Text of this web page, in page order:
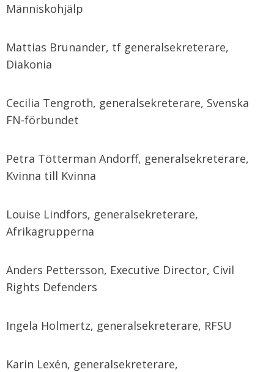
Människohjälp
Mattias Brunander, tf generalsekreterare,
Diakonia
Cecilia Tengroth, generalsekreterare, Svenska
FN-förbundet
Petra Tötterman Andorff, generalsekreterare,
Kvinna till Kvinna
Louise Lindfors, generalsekreterare,
Afrikagrupperna
Anders Pettersson, Executive Director, Civil
Rights Defenders
Ingela Holmertz, generalsekreterare, RFSU
Karin Lexén, generalsekreterare,